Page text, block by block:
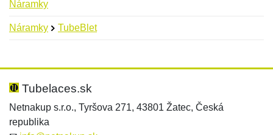
Náramky
Náramky TubeBlet
Hodnotenie:
Meno:
Tubelaces.sk
Netnakup s.r.o., Tyršova 271, 43801 Žatec, Česká
republika